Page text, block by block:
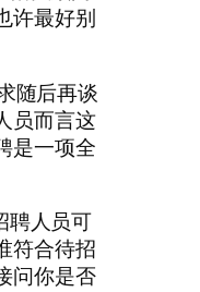
许最好别
随后再谈
员而言这
是一项全
聘人员可
符合待招
问你是否